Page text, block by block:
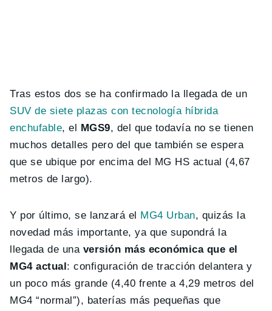
Tras estos dos se ha confirmado la llegada de un
SUV de siete plazas con tecnología híbrida
enchufable, el MGS9, del que todavía no se tienen
muchos detalles pero del que también se espera
que se ubique por encima del MG HS actual (4,67
metros de largo).
Y por último, se lanzará el MG4 Urban, quizás la
novedad más importante, ya que supondrá la
llegada de una versión más económica que el
MG4 actual: configuración de tracción delantera y
un poco más grande (4,40 frente a 4,29 metros del
MG4 “normal”), baterías más pequeñas que